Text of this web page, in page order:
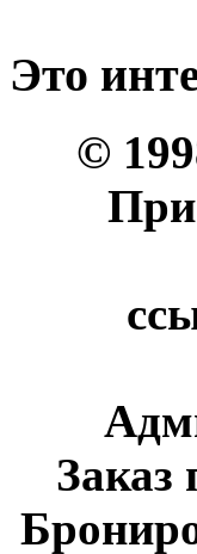
Это
©
При
Заказ